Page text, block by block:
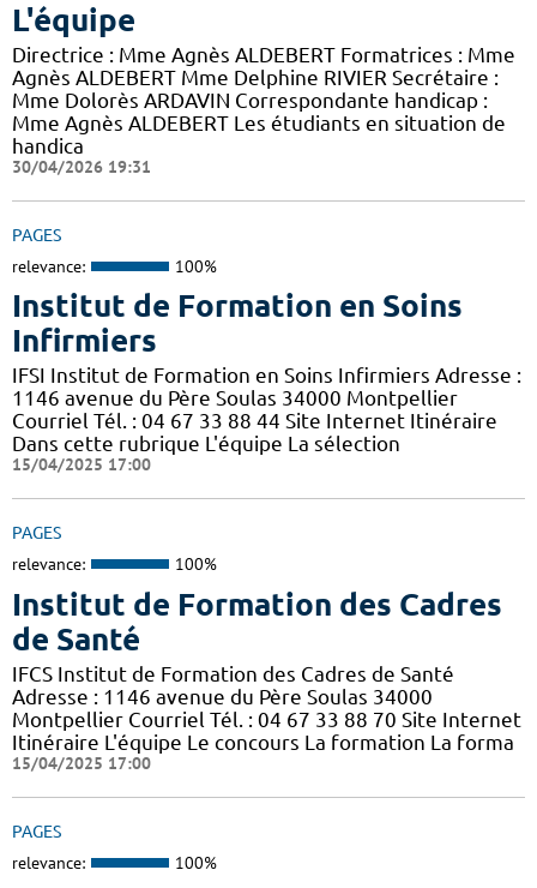
L'équipe
Directrice : Mme Agnès ALDEBERT Formatrices : Mme
Agnès ALDEBERT Mme Delphine RIVIER Secrétaire :
Mme Dolorès ARDAVIN Correspondante handicap :
Mme Agnès ALDEBERT Les étudiants en situation de
handica
30/04/2026 19:31
PAGES
relevance: 100%
Institut de Formation en Soins
Infirmiers
IFSI Institut de Formation en Soins Infirmiers Adresse :
1146 avenue du Père Soulas 34000 Montpellier
Courriel Tél. : 04 67 33 88 44 Site Internet Itinéraire
Dans cette rubrique L'équipe La sélection
15/04/2025 17:00
PAGES
relevance: 100%
Institut de Formation des Cadres
de Santé
IFCS Institut de Formation des Cadres de Santé
Adresse : 1146 avenue du Père Soulas 34000
Montpellier Courriel Tél. : 04 67 33 88 70 Site Internet
Itinéraire L'équipe Le concours La formation La forma
15/04/2025 17:00
PAGES
relevance: 100%